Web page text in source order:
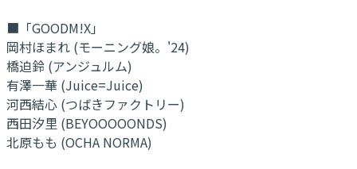
■「GOODM!X」
岡村ほまれ (モーニング娘。'24)
橋迫鈴 (アンジュルム)
有澤一華 (Juice=Juice)
河西結心 (つばきファクトリー)
西田汐里 (BEYOOOOONDS)
北原もも (OCHA NORMA)